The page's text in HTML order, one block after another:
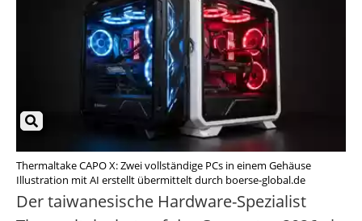
Thermaltake CAPO X: Zwei vollständige PCs in einem Gehäuse
Illustration mit AI erstellt übermittelt durch boerse-global.de
Der taiwanesische Hardware-Spezialist